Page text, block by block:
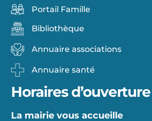
Portail Famille
Bibliothèque
Annuaire associations
Annuaire santé
Horaires d’ouverture
La mairie vous accueille